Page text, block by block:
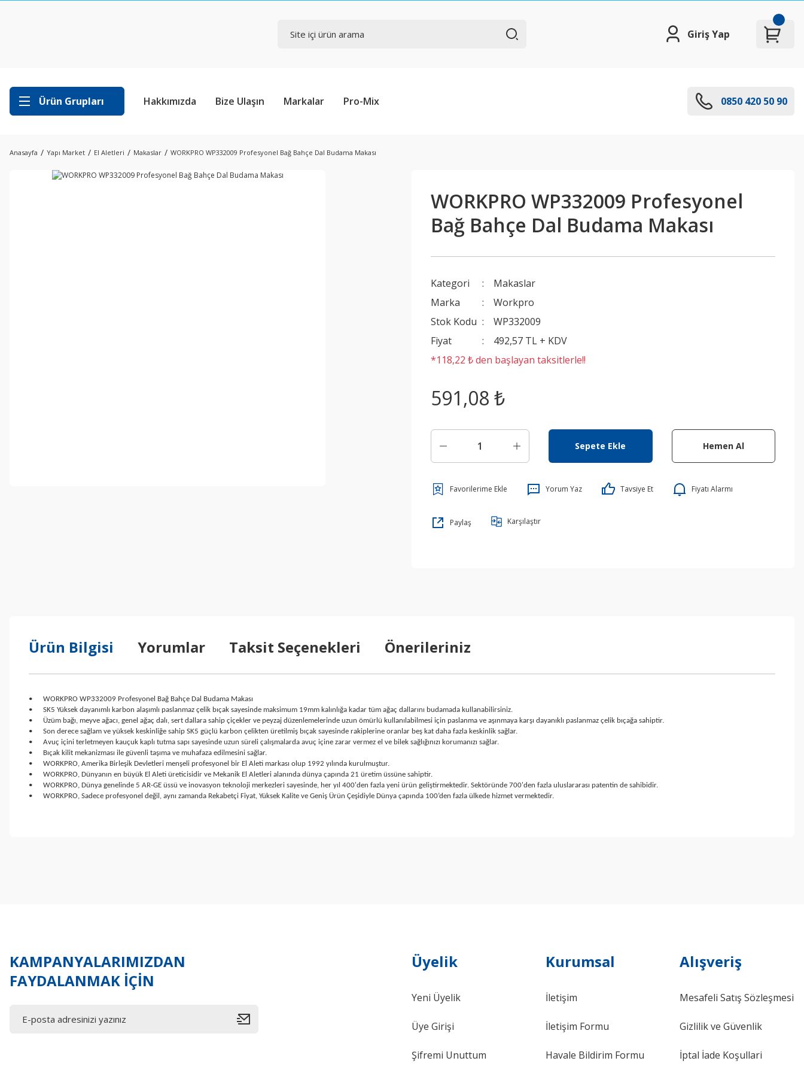
Giriş Yap
Ürün Grupları Hakkımızda Bize Ulaşın Markalar Pro-Mix 0850 420 50 90
Anasayfa Yapı Market El Aletleri Makaslar WORKPRO WP332009 Profesyonel Bağ Bahçe Dal Budama Makası
WORKPRO WP332009 Profesyonel
Bağ Bahçe Dal Budama Makası
Kategori
Makaslar
Marka
Workpro
Stok Kodu
WP332009
Fiyat
492,57 TL + KDV
*118,22 ₺ den başlayan taksitlerle!!
591,08 ₺
Sepete Ekle Hemen Al
Yorum Yaz Tavsiye Et Fiyatı Alarmı
Paylaş Karşılaştır
Ürün Bilgisi Yorumlar Taksit Seçenekleri Önerileriniz
•
WORKPRO WP332009 Profesyonel Bağ Bahçe Dal Budama Makası
•
SK5 Yüksek dayanımlı karbon alaşımlı paslanmaz çelik bıçak sayesinde maksimum 19mm kalınlığa kadar tüm ağaç dallarını budamada kullanabilirsiniz.
•
Üzüm bağı, meyve ağacı, genel ağaç dalı, sert dallara sahip çiçekler ve peyzaj düzenlemelerinde uzun ömürlü kullanılabilmesi için paslanma ve aşınmaya karşı dayanıklı paslanmaz çelik bıçağa sahiptir.
•
Son derece sağlam ve yüksek keskinliğe sahip SK5 güçlü karbon çelikten üretilmiş bıçak sayesinde rakiplerine oranlar beş kat daha fazla keskinlik sağlar.
•
Avuç içini terletmeyen kauçuk kaplı tutma sapı sayesinde uzun süreli çalışmalarda avuç içine zarar vermez el ve bilek sağlığınızı korumanızı sağlar.
•
Bıçak kilit mekanizması ile güvenli taşıma ve muhafaza edilmesini sağlar.
•
WORKPRO, Amerika Birleşik Devletleri menşeli profesyonel bir El Aleti markası olup 1992 yılında kurulmuştur.
•
WORKPRO, Dünyanın en büyük El Aleti üreticisidir ve Mekanik El Aletleri alanında dünya çapında 21 üretim üssüne sahiptir.
•
WORKPRO, Dünya genelinde 5 AR-GE üssü ve inovasyon teknoloji merkezleri sayesinde, her yıl 400'den fazla yeni ürün geliştirmektedir. Sektöründe 700'den fazla uluslararası patentin de sahibidir.
•
WORKPRO, Sadece profesyonel değil, aynı zamanda Rekabetçi Fiyat, Yüksek Kalite ve Geniş Ürün Çeşidiyle Dünya çapında 100’den fazla ülkede hizmet vermektedir.
KAMPANYALARIMIZDAN
FAYDALANMAK İÇİN
Üyelik
Yeni Üyelik
Üye Girişi
Şifremi Unuttum
Kurumsal
İletişim
İletişim Formu
Havale Bildirim Formu
Alışveriş
Mesafeli Satış Sözleşmesi
Gizlilik ve Güvenlik
İptal İade Koşullari